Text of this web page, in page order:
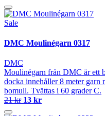
Sale
DMC Moulinégarn 0317
DMC
Moulinégarn från DMC är ett
docka innehåller 8 meter garn
bomull. Tvättas i 60 grader C.
21 kr 13 kr